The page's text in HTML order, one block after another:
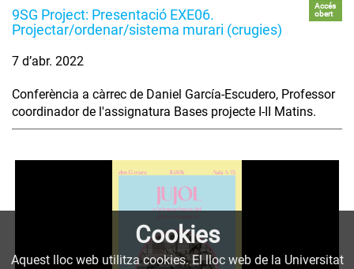
9SG Project: Presentació EXE06.
Projectar/ordenar/sistema murari (crugies)
Accés
obert
7 d’abr. 2022
Conferència a càrrec de Daniel García-Escudero, Professor
coordinador de l'assignatura Bases projecte I-II Matins.
Cookies
Aquest lloc web utilitza cookies. El lloc web de la Universitat